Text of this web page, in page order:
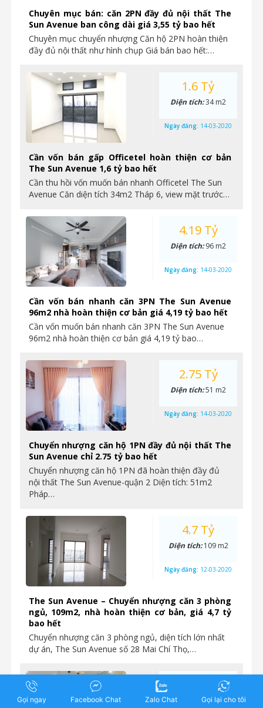
Chuyên mục bán: căn 2PN đầy đủ nội thất The
Sun Avenue ban công dài giá 3,55 tỷ bao hết
Chuyên mục chuyển nhượng Căn hộ 2PN hoàn thiện
đầy đủ nội thất như hình chụp Giá bán bao hết:…
Cần vốn bán gấp Officetel hoàn thiện cơ bản
The Sun Avenue 1,6 tỷ bao hết
Cần thu hồi vốn muốn bán nhanh Officetel The Sun
Avenue Căn diện tích 34m2 Tháp 6, view mặt trước…
1.6 Tỷ
Diện tích:34 m2
Ngày đăng: 14-03-2020
Cần vốn bán nhanh căn 3PN The Sun Avenue
96m2 nhà hoàn thiện cơ bản giá 4,19 tỷ bao hết
Cần vốn muốn bán nhanh căn 3PN The Sun Avenue
96m2 nhà hoàn thiện cơ bản giá 4,19 tỷ bao…
4.19 Tỷ
Diện tích:96 m2
Ngày đăng: 14-03-2020
Chuyển nhượng căn hộ 1PN đầy đủ nội thất The
Sun Avenue chỉ 2.75 tỷ bao hết
Chuyển nhượng căn hộ 1PN đã hoàn thiện đầy đủ
nội thất The Sun Avenue-quận 2 Diện tích: 51m2
Pháp…
2.75 Tỷ
Diện tích:51 m2
Ngày đăng: 14-03-2020
The Sun Avenue – Chuyển nhượng căn 3 phòng
ngủ, 109m2, nhà hoàn thiện cơ bản, giá 4,7 tỷ
bao hết
Chuyển nhượng căn 3 phòng ngủ, diện tích lớn nhất
dự án, The Sun Avenue số 28 Mai Chí Thọ,…
4.7 Tỷ
Diện tích:109 m2
Ngày đăng: 12-03-2020
Diện tích:73 m2
Gọi ngay Facebook Chat Zalo Chat Gọi lại cho tôi